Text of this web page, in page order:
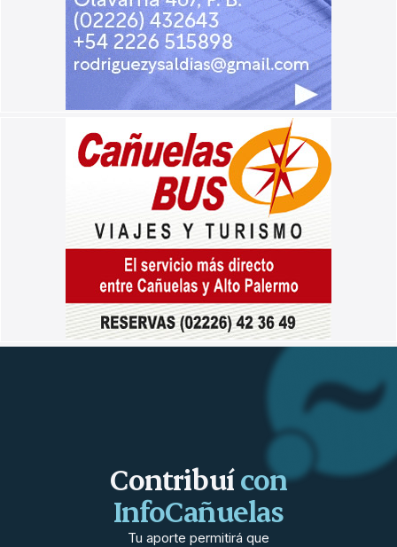
Contribuícon
InfoCañuelas
Tu aporte permitirá que